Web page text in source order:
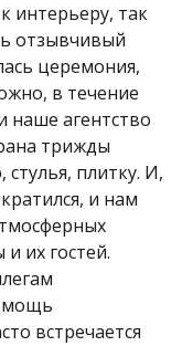
интерьеру, так
отзывчивый
церемония,
в течение
наше агентство
трижды
плитку. И,
и нам
их гостей.
встречается